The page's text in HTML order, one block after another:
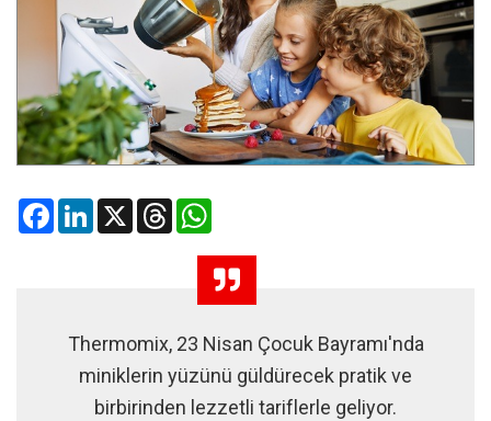
FacebookLinkedIn
X Threads
Thermomix, 23 Nisan Çocuk Bayramı'nda
miniklerin yüzünü güldürecek pratik ve
birbirinden lezzetli tariflerle geliyor.